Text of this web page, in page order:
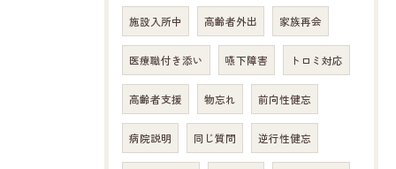
施設入所中 高齢者外出 家族再会
医療職付き添い 嚥下障害 トロミ対応
高齢者支援 物忘れ 前向性健忘
病院説明 同じ質問 逆行性健忘